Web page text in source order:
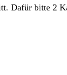
Dafür bitte 2